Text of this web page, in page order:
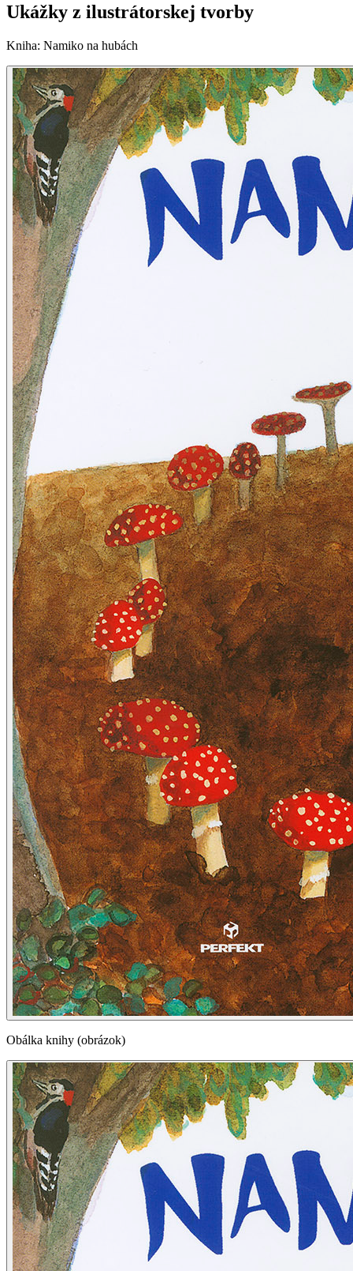
Ukážky z ilustrátorskej tvorby
Kniha: Namiko na hubách
Obálka knihy (obrázok)